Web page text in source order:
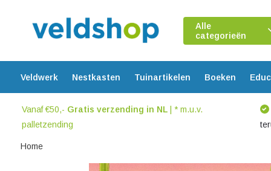
Alle
categorieën
Veldwerk Nestkasten Tuinartikelen Boeken
Vanaf €50,- Gratis verzending in NL| * m.u.v.
palletzending
Home